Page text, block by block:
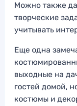
Можно также
творческие
учитывать
Еще одна
выходные на
гостей домой,
костюмы и